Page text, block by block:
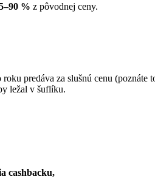
% z pôvodnej ceny.
predáva za slušnú cenu (poznáte
ležal v šuflíku.
cashbacku,